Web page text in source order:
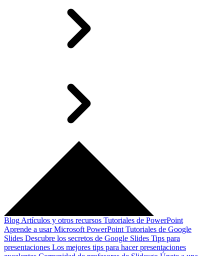
Blog Artículos y otros recursos Tutoriales de PowerPoint
Aprende a usar Microsoft PowerPoint Tutoriales de Google
Slides Descubre los secretos de Google Slides Tips para
presentaciones Los mejores tips para hacer presentaciones